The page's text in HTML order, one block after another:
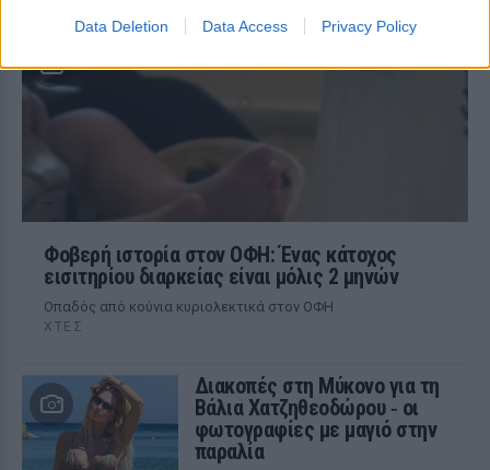
Data Deletion Data Access Privacy Policy
Φοβερή ιστορία στον ΟΦΗ: Ένας κάτοχος
εισιτηρίου διαρκείας είναι μόλις 2 μηνών
Οπαδός από κούνια κυριολεκτικά στον ΟΦΗ
ΧΤΕΣ
Διακοπές στη Μύκονο για τη
Βάλια Χατζηθεοδώρου ‑ οι
φωτογραφίες με μαγιό στην
παραλία